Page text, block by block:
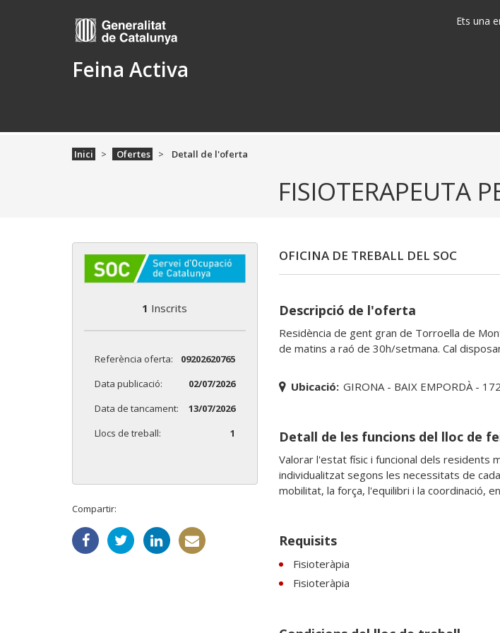
Feina Activa
Ets una
Inici Ofertes Detall de l'oferta
FISIOTERAPEUTA
1 Inscrits
Referència oferta:
09202620765
Data publicació:
02/07/2026
Data de tancament:
13/07/2026
Llocs de treball:
1
Compartir:
OFICINA DE TREBALL DEL SOC
Descripció de l'oferta
Residència de gent gran de Torroella de
Ubicació: GIRONA - BAIX EMPORDÀ -
Detall de les funcions del lloc de
Valorar l'estat físic i funcional dels residents
individualitzat segons les necessitats de
mobilitat, la força, l'equilibri i la coordinació,
Requisits
Fisioteràpia
Fisioteràpia